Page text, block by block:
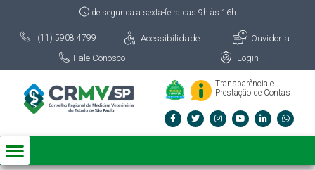
de segunda a sexta-feira das 9h às 16h
(11) 5908 4799 Acessibilidade
Ouvidoria
Fale Conosco
Login
Transparência e
Prestação de Contas